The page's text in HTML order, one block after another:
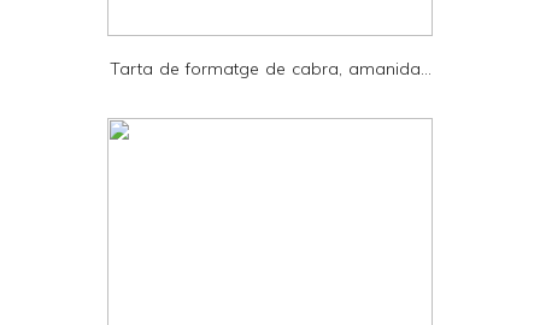
Tarta de formatge de cabra, amanida...